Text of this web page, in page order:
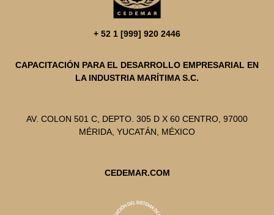
+ 52 1 [999] 920 2446
CAPACITACIÓN PARA EL DESARROLLO EMPRESARIAL EN
LA INDUSTRIA MARÍTIMA S.C.
AV. COLON 501 C, DEPTO. 305 D X 60 CENTRO, 97000
MÉRIDA, YUCATÁN, MÉXICO
CEDEMAR.COM